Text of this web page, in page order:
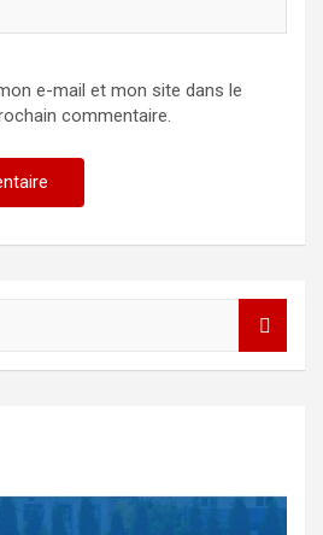
e-mail et mon site dans le
commentaire.